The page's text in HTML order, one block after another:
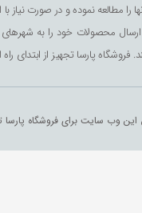
نموده و در صورت نیاز با
ارسال محصولات خود را به
پارسا تجهیز از ابتدای
این وب سایت برای فروشگاه